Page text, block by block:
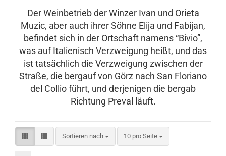
Der Weinbetrieb der Winzer Ivan und Orieta
Muzic, aber auch ihrer Söhne Elija und Fabijan,
befindet sich in der Ortschaft namens “Bivio”,
was auf Italienisch Verzweigung heißt, und das
ist tatsächlich die Verzweigung zwischen der
Straße, die bergauf von Görz nach San Floriano
del Collio führt, und derjenigen die bergab
Richtung Preval läuft.
Sortieren nach
Sortieren nach 10 pro Seite
pro Seite